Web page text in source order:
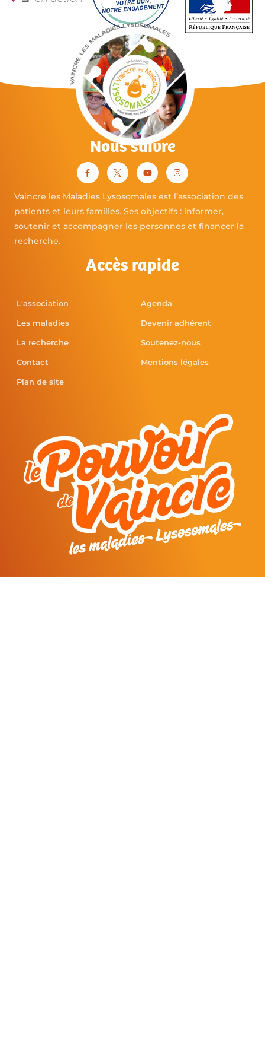
Nous suivre
Vaincre les Maladies Lysosomales est l’association des
patients et leurs familles. Ses objectifs : informer,
soutenir et accompagner les personnes et financer la
recherche.
Accès rapide
L'association
Les maladies
La recherche
Contact
Plan de site
Agenda
Devenir adhérent
Soutenez-nous
Mentions légales